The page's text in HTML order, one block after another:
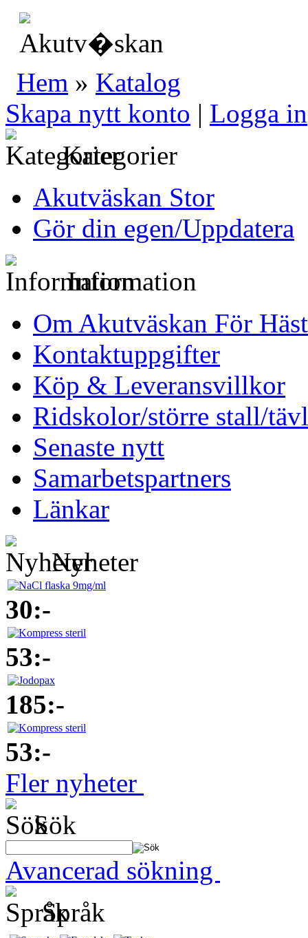
Hem » Katalog
Skapa nytt konto | Logga in
Kategorier
Akutväskan Stor
Gör din egen/Uppdatera
Information
Om Akutväskan För Häst
Kontaktuppgifter
Köp & Leveransvillkor
Ridskolor/större stall/
Senaste nytt
Samarbetspartners
Länkar
Nyheter
30:-
53:-
185:-
53:-
Fler nyheter
Sök
Avancerad sökning
Språk